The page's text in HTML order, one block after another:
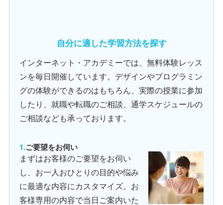
自分に適した学習方法を探す
インターネット・アカデミーでは、無料体験レッス
ンを毎日開催しています。デザインやプログラミン
グの体験ができるのはもちろん、実際の授業に参加
したり、就職や転職のご相談、通学スケジュールの
ご相談なども承っております。
ご要望をお伺い
まずはお客様のご要望をお伺い
し、お一人おひとりの目的や悩み
に最適な内容にカスタマイズ。お
客様専用の内容で当日ご案内いた